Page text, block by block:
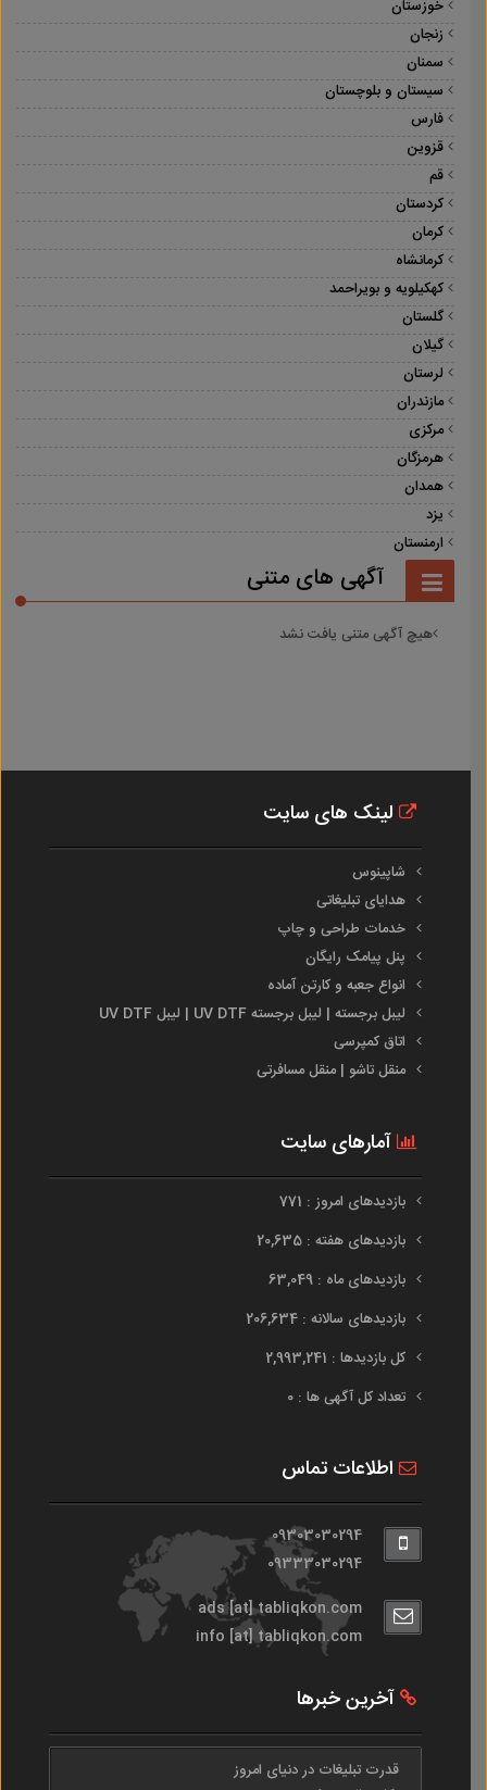
خوزستان
زنجان
سمنان
سیستان و بلوچستان
فارس
قزوین
قم
کردستان
کرمان
کرمانشاه
کهکیلویه و بویراحمد
گلستان
گیلان
لرستان
مازندران
مرکزی
هرمزگان
همدان
یزد
ارمنستان
آگهی های متنی
هیچ آگهی متنی یافت نشد
لینک های سایت
شاپینوس
هدایای تبلیغاتی
خدمات طراحی و چاپ
پنل پیامک رایگان
انواع جعبه و کارتن آماده
لیبل برجسته | لیبل برجسته UV DTF | لیبل UV DTF
اتاق کمپرسی
منقل تاشو | منقل مسافرتی
آمارهای سایت
بازدیدهای امروز : 771
بازدیدهای هفته : 20,635
بازدیدهای ماه : 63,049
بازدیدهای سالانه : 206,634
کل بازدیدها : 2,993,241
تعداد کل آگهی ها : 0
اطلاعات تماس
09303030294
09333030294
ads [at] tabliqkon.com
info [at] tabliqkon.com
آخرین خبرها
قدرت تبلیغات در دنیای امروز